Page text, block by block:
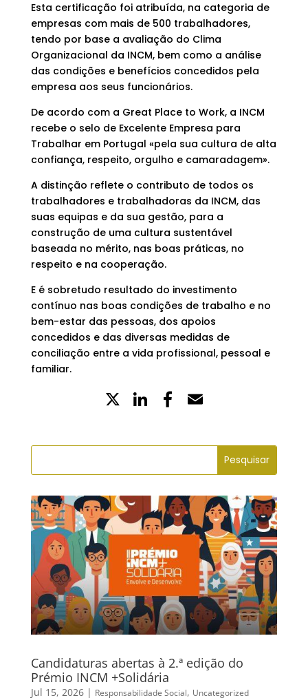
Esta certificação foi atribuída, na categoria de
empresas com mais de 500 trabalhadores,
tendo por base a avaliação do Clima
Organizacional da INCM, bem como a análise
das condições e benefícios concedidos pela
empresa aos seus funcionários.
De acordo com a Great Place to Work, a INCM
recebe o selo de Excelente Empresa para
Trabalhar em Portugal «pela sua cultura de alta
confiança, respeito, orgulho e camaradagem».
A distinção reflete o contributo de todos os
trabalhadores e trabalhadoras da INCM, das
suas equipas e da sua gestão, para a
construção de uma cultura sustentável
baseada no mérito, nas boas práticas, no
respeito e na cooperação.
E é sobretudo resultado do investimento
contínuo nas boas condições de trabalho e no
bem-estar das pessoas, dos apoios
concedidos e das diversas medidas de
conciliação entre a vida profissional, pessoal e
familiar.
X LinkedIn
Partilhe
Facebook
Candidaturas abertas à 2.ª edição do
Prémio INCM +Solidária
Jul 15, 2026| Responsabilidade Social, Uncategorized